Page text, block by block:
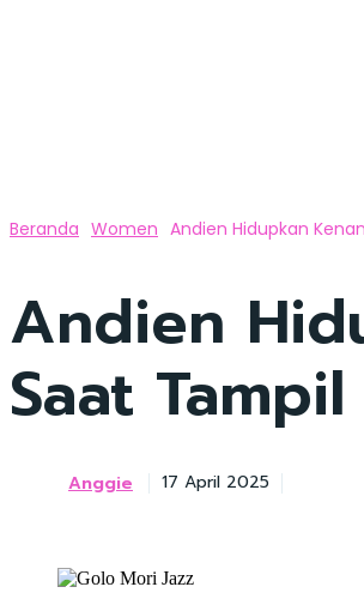
Beranda Women Andien Hidupkan
Andien
Saat
Anggie 17 April 2025